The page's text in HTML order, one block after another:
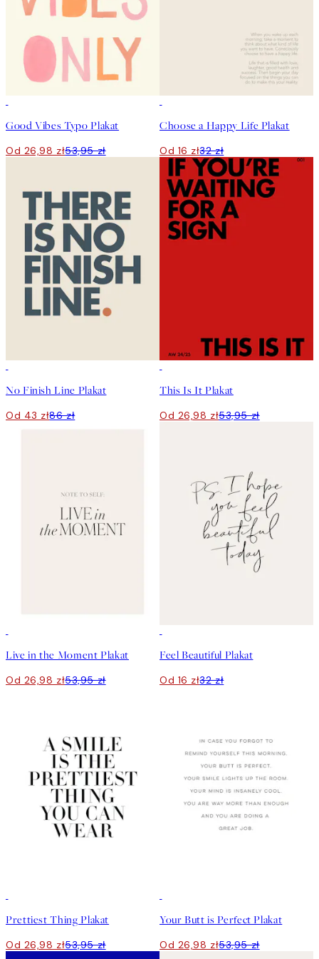
Good Vibes Typo Plakat
Od 26,98 zł53,95 zł
Choose a Happy Life Plakat
Od 16 zł32 zł
No Finish Line Plakat
Od 43 zł86 zł
This Is It Plakat
Od 26,98 zł53,95 zł
Live in the Moment Plakat
Od 26,98 zł53,95 zł
Feel Beautiful Plakat
Od 16 zł32 zł
Prettiest Thing Plakat
Od 26,98 zł53,95 zł
Your Butt is Perfect Plakat
Od 26,98 zł53,95 zł